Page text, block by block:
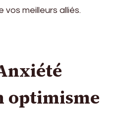
meilleurs alliés.
optimisme